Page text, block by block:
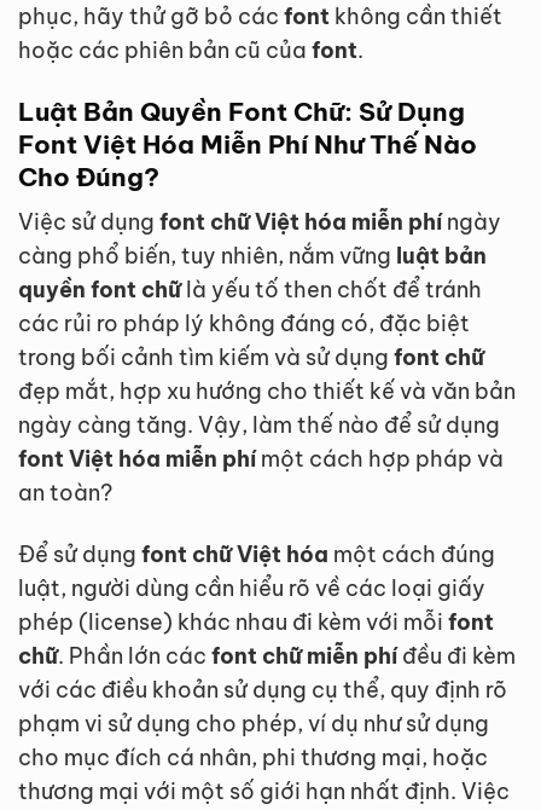
phục, hãy thử gỡ bỏ các font không cần thiết
hoặc các phiên bản cũ của font.
Luật Bản Quyền Font Chữ: Sử Dụng
Font Việt Hóa Miễn Phí Như Thế Nào
Cho Đúng?
Việc sử dụng font chữ Việt hóa miễn phíngày
càng phổ biến, tuy nhiên, nắm vững luật bản
quyền font chữlà yếu tố then chốt để tránh
các rủi ro pháp lý không đáng có, đặc biệt
trong bối cảnh tìm kiếm và sử dụng font chữ
đẹp mắt, hợp xu hướng cho thiết kế và văn bản
ngày càng tăng. Vậy, làm thế nào để sử dụng
font Việt hóa miễn phímột cách hợp pháp và
an toàn?
Để sử dụng font chữ Việt hóa một cách đúng
luật, người dùng cần hiểu rõ về các loại giấy
phép (license) khác nhau đi kèm với mỗi font
chữ. Phần lớn các font chữ miễn phíđều đi kèm
với các điều khoản sử dụng cụ thể, quy định rõ
phạm vi sử dụng cho phép, ví dụ như sử dụng
cho mục đích cá nhân, phi thương mại, hoặc
thương mại với một số giới hạn nhất định. Việc